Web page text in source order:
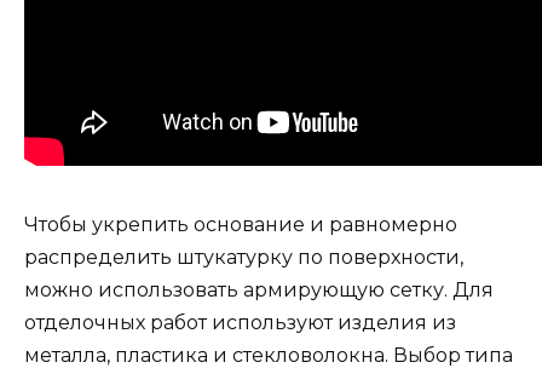
Чтобы укрепить основание и равномерно
распределить штукатурку по поверхности,
можно использовать армирующую сетку. Для
отделочных работ используют изделия из
металла, пластика и стекловолокна. Выбор типа